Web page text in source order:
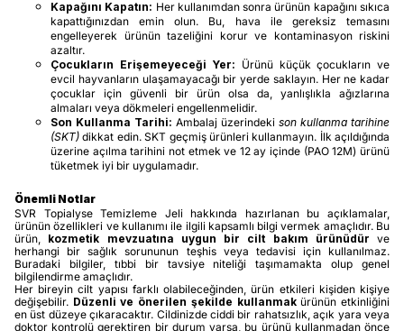
Kapağını Kapatın: Her kullanımdan sonra ürünün kapağını sıkıca
kapattığınızdan emin olun. Bu, hava ile gereksiz temasını
engelleyerek ürünün tazeliğini korur ve kontaminasyon riskini
azaltır.
Çocukların Erişemeyeceği Yer: Ürünü küçük çocukların ve
evcil hayvanların ulaşamayacağı bir yerde saklayın. Her ne kadar
çocuklar için güvenli bir ürün olsa da, yanlışlıkla ağızlarına
almaları veya dökmeleri engellenmelidir.
Son Kullanma Tarihi: Ambalaj üzerindeki son kullanma tarihine
(SKT) dikkat edin. SKT geçmiş ürünleri kullanmayın. İlk açıldığında
üzerine açılma tarihini not etmek ve 12 ay içinde (PAO 12M) ürünü
tüketmek iyi bir uygulamadır.
Önemli Notlar
SVR Topialyse Temizleme Jeli hakkında hazırlanan bu açıklamalar,
ürünün özellikleri ve kullanımı ile ilgili kapsamlı bilgi vermek amaçlıdır. Bu
ürün, kozmetik mevzuatına uygun bir cilt bakım ürünüdür ve
herhangi bir sağlık sorununun teşhis veya tedavisi için kullanılmaz.
Buradaki bilgiler, tıbbi bir tavsiye niteliği taşımamakta olup genel
bilgilendirme amaçlıdır.
Her bireyin cilt yapısı farklı olabileceğinden, ürün etkileri kişiden kişiye
değişebilir. Düzenli ve önerilen şekilde kullanmakürünün etkinliğini
en üst düzeye çıkaracaktır. Cildinizde ciddi bir rahatsızlık, açık yara veya
doktor kontrolü gerektiren bir durum varsa, bu ürünü kullanmadan önce